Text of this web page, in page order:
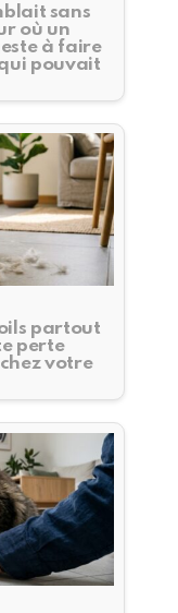
sans
où un
à faire
pouvait
partout
perte
votre